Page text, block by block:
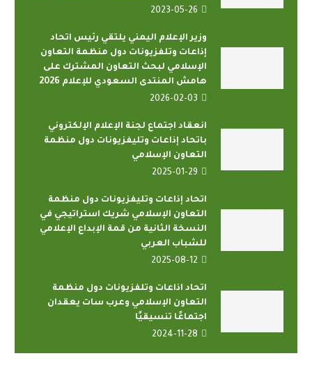
2023-05-26
وزير الإعلام اليمني يلتقي رئيس اتحاد
إذاعات وتلفزيونات دول منظمة التعاون
الإسلامي لبحث التعاون المشترك على
هامش المنتدى السعودي للإعلام 2026
2026-02-03
انعقاد اجتماع لجنة الإعلام الإلكتروني
باتحاد إذاعات وتليفزيونات دول منظمة
التعاون الإسلامي
2025-01-29
اتحاد إذاعات وتليفزيونات دول منظمة
التعاون الإسلامي شريك استراتيجي في
النسخة الثانية من قمة الإبداع الإعلامي
للشباب العربي
2025-08-12
اتحاد اذاعات وتلفزيونات دول منظمة
التعاون الإسلامي وعرب سات يعقدان
اجتماعًا تنسيقيًا
2024-11-28